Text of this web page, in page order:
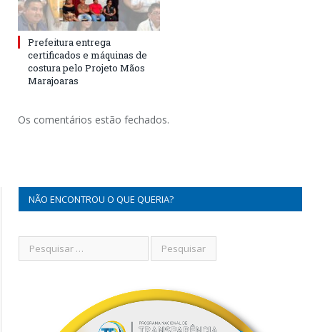
Prefeitura entrega
certificados e máquinas de
costura pelo Projeto Mãos
Marajoaras
Os comentários estão fechados.
NÃO ENCONTROU O QUE QUERIA?